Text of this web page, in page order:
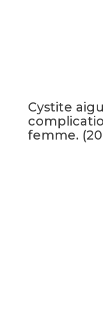
Cystite
femme.